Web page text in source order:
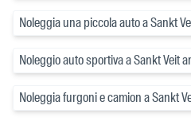
Noleggia una piccola auto a Sankt
Noleggio auto sportiva a Sankt Veit
Noleggia furgoni e camion a Sankt